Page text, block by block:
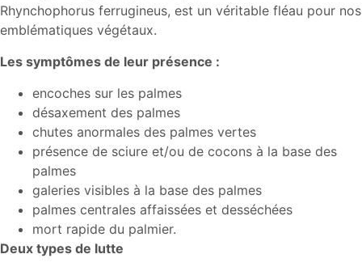
Rhynchophorus ferrugineus, est un véritable fléau pour nos
emblématiques végétaux.
Les symptômes de leur présence :
encoches sur les palmes
désaxement des palmes
chutes anormales des palmes vertes
présence de sciure et/ou de cocons à la base des
palmes
galeries visibles à la base des palmes
palmes centrales affaissées et desséchées
mort rapide du palmier.
Deux types de lutte